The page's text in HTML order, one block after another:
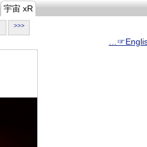
宇宙 xR
>>>